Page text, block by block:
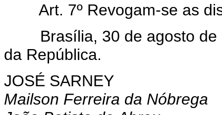
Art. 7º Revogam-se as
Brasília, 30 de agosto de
da República.
JOSÉ SARNEY
Mailson Ferreira da Nóbrega